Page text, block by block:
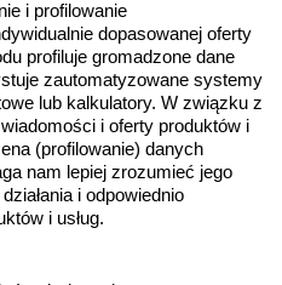
i profilowanie
dopasowanej oferty
profiluje gromadzone dane
zautomatyzowane systemy
lub kalkulatory. W związku z
i oferty produktów i
(profilowanie) danych
nam lepiej zrozumieć jego
i odpowiednio
i usług.